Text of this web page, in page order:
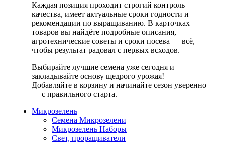
Каждая позиция проходит строгий контроль
качества, имеет актуальные сроки годности и
рекомендации по выращиванию. В карточках
товаров вы найдёте подробные описания,
агротехнические советы и сроки посева — всё,
чтобы результат радовал с первых всходов.
Выбирайте лучшие семена уже сегодня и
закладывайте основу щедрого урожая!
Добавляйте в корзину и начинайте сезон уверенно
— с правильного старта.
Микрозелень
Семена Микрозелени
Микрозелень Наборы
Свет, проращиватели